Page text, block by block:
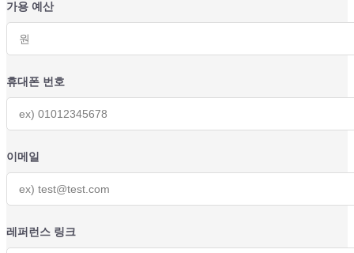
가용 예산
휴대폰 번호
이메일
레퍼런스 링크